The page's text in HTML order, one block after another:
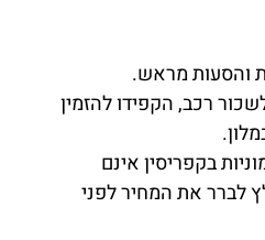
והסעות מראש.
רכב, הקפידו להזמין
בקפריסין אינם
לברר את המחיר לפני